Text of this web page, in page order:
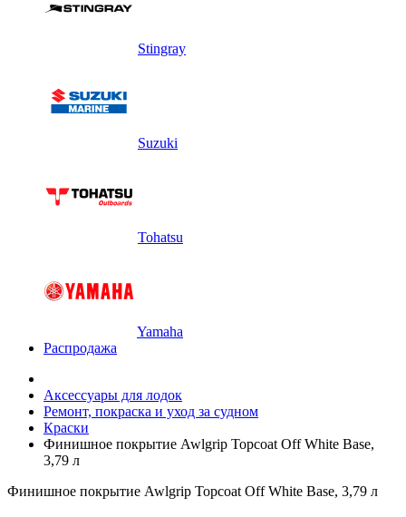
Stingray
Suzuki
Tohatsu
Yamaha
Распродажа
Аксессуары для лодок
Ремонт, покраска и уход за судном
Краски
Финишное покрытие Awlgrip Topcoat Off White Base,
3,79 л
Финишное покрытие Awlgrip Topcoat Off White Base, 3,79 л